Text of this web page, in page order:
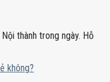
thành trong ngày. Hỗ
không?